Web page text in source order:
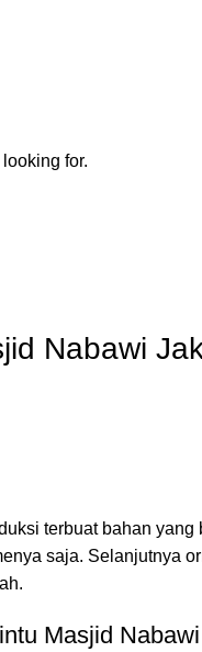
Nabawi
terbuat bahan
saja. Selanjutnya
Masjid Nabawi
for.